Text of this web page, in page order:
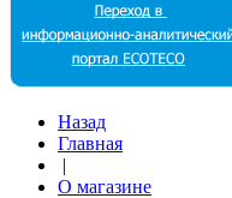
Назад
Главная
|
О магазине